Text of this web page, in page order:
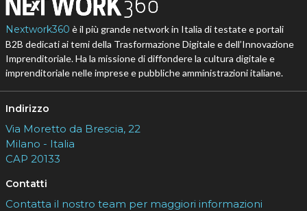
Nextwork360 è il più grande network in Italia di testate e portali
B2B dedicati ai temi della Trasformazione Digitale e dell’Innovazione
Imprenditoriale. Ha la missione di diffondere la cultura digitale e
imprenditoriale nelle imprese e pubbliche amministrazioni italiane.
Indirizzo
Via Moretto da Brescia, 22
Milano - Italia
CAP 20133
Contatti
Contatta il nostro team per maggiori informazioni